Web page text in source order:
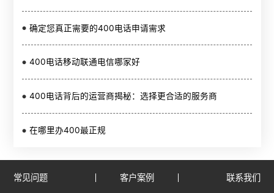
确定您真正需要的400电话申请需求
400电话移动联通电信哪家好
400电话背后的运营商揭秘：选择更合适的服务商
在哪里办400最正规
常见问题 客户案例 联系我们